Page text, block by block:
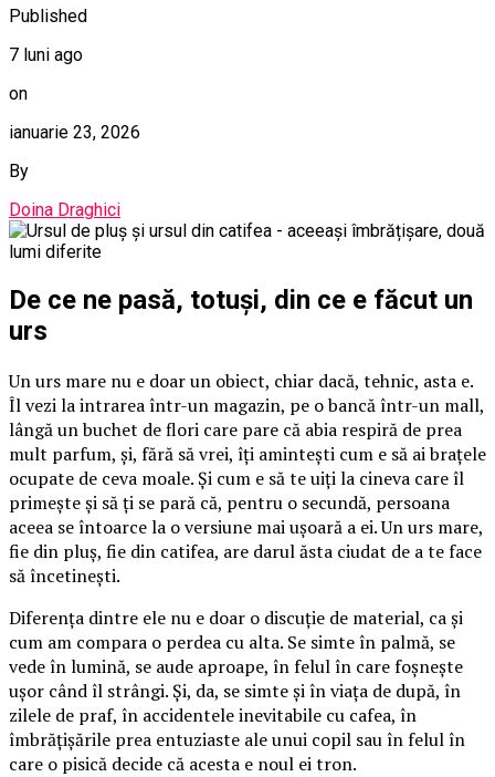
Published
7 luni ago
on
ianuarie 23, 2026
By
Doina Draghici
De ce ne pasă, totuși, din ce e făcut un
urs
Un urs mare nu e doar un obiect, chiar dacă, tehnic, asta e.
Îl vezi la intrarea într-un magazin, pe o bancă într-un mall,
lângă un buchet de flori care pare că abia respiră de prea
mult parfum, și, fără să vrei, îți amintești cum e să ai brațele
ocupate de ceva moale. Și cum e să te uiți la cineva care îl
primește și să ți se pară că, pentru o secundă, persoana
aceea se întoarce la o versiune mai ușoară a ei. Un urs mare,
fie din pluș, fie din catifea, are darul ăsta ciudat de a te face
să încetinești.
Diferența dintre ele nu e doar o discuție de material, ca și
cum am compara o perdea cu alta. Se simte în palmă, se
vede în lumină, se aude aproape, în felul în care foșnește
ușor când îl strângi. Și, da, se simte și în viața de după, în
zilele de praf, în accidentele inevitabile cu cafea, în
îmbrățișările prea entuziaste ale unui copil sau în felul în
care o pisică decide că acesta e noul ei tron.